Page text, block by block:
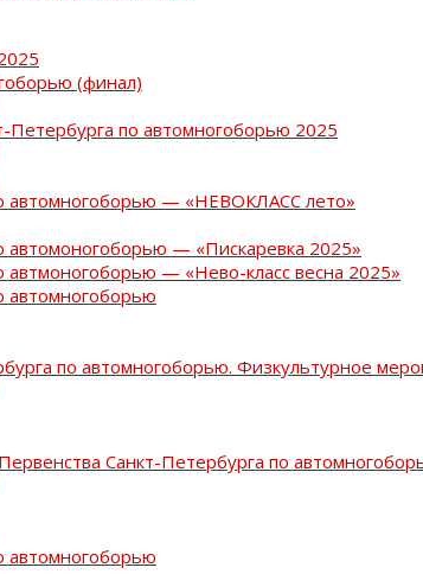
(финал)
Петербурга по автомногоборью 2025
автомногоборью — «НЕВОКЛАСС лето»
автомоногоборью — «Пискаревка 2025»
автмоногоборью — «Нево-класс весна 2025»
автомногоборью
по автомногоборью. Физкультурное
Санкт-Петербурга по
автомногоборью